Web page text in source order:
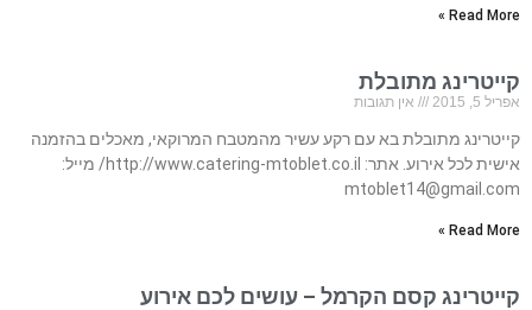
Read More »
קייטרינג מתובלת
אפריל 5, 2015 אין תגובות
קייטרינג מתובלת בא עם רקע עשיר מהמטבח המרוקאי, מאכלים בהזמנה
אישית לכל אירוע. אתר: http://www.catering-mtoblet.co.il/ מייל:
mtoblet14@gmail.com
Read More »
קייטרינג קסם הקרמל – עושים לכם אירוע